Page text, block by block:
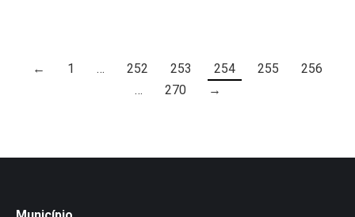
← 1 … 252 253 254 255
256
…
270 →